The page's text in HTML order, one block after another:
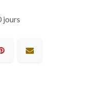
jours